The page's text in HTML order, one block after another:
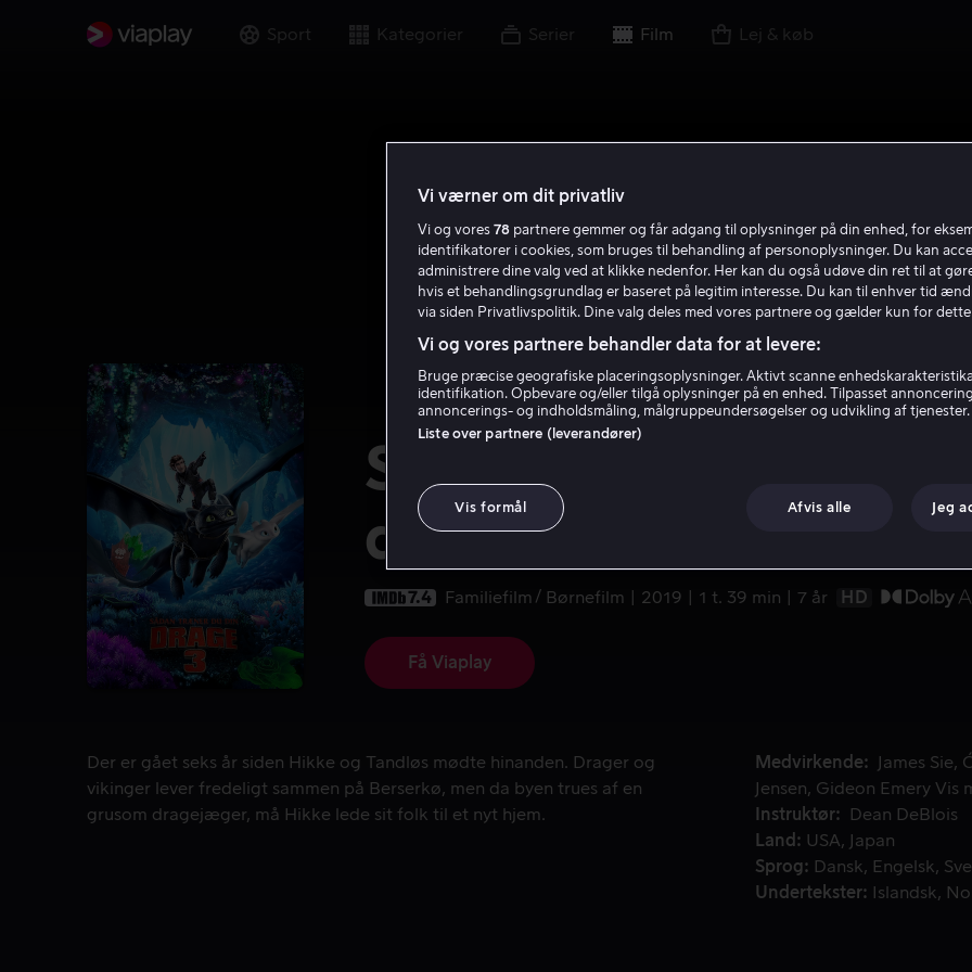
Sport Kategorier Serier Film Lej & køb
Sådan træner du din
drage 3
7.4 Familiefilm Børnefilm 2019 1 t. 39 min 7 år HD
Få Viaplay
Der er gået seks år siden Hikke og Tandløs mødte hinanden. Drager og vikinger lever fredeligt sammen på
Der er gået seks år siden Hikke og Tandløs mødte hinanden. Drager og
vikinger lever fredeligt sammen på Berserkø, men da byen trues af en
grusom dragejæger, må Hikke lede sit folk til et nyt hjem.
Medvirkende James Sie
Jensen
Gideon Emery Vis
Instruktør
Dean DeBlois
Land
USA
Japan
Sprog
Dansk Engelsk
Undertekster
Islandsk
Vi værner om dit privatliv
Vi og vores 78 partnere gemmer og får adgang til oplysninger på din enhed, for
identifikatorer i cookies, som bruges til behandling af personoplysninger. Du kan
administrere dine valg ved at klikke nedenfor. Her kan du også udøve din ret til at
hvis et behandlingsgrundlag er baseret på legitim interesse. Du kan til enhver tid
via siden Privatlivspolitik. Dine valg deles med vores partnere og gælder kun for
Vi og vores partnere behandler data for at levere:
Bruge præcise geografiske placeringsoplysninger. Aktivt scanne
identifikation. Opbevare og/eller tilgå oplysninger på en enhed. Tilpasset
annoncerings- og indholdsmåling, målgruppeundersøgelser og udvikling af tjenester.
Liste over partnere (leverandører)
Vis formål Afvis alle Jeg